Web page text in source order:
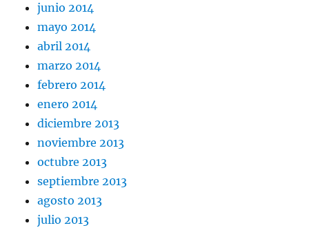
junio 2014
mayo 2014
abril 2014
marzo 2014
febrero 2014
enero 2014
diciembre 2013
noviembre 2013
octubre 2013
septiembre 2013
agosto 2013
julio 2013